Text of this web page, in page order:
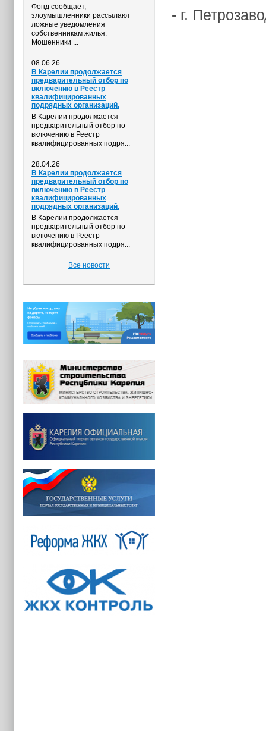
Фонд сообщает,
злоумышленники рассылают
ложные уведомления
собственникам жилья.
Мошенники ...
08.06.26
В Карелии продолжается
предварительный отбор по
включению в Реестр
квалифицированных
подрядных организаций.
В Карелии продолжается
предварительный отбор по
включению в Реестр
квалифицированных подря...
28.04.26
В Карелии продолжается
предварительный отбор по
включению в Реестр
квалифицированных
подрядных организаций.
В Карелии продолжается
предварительный отбор по
включению в Реестр
квалифицированных подря...
Все новости
- г.